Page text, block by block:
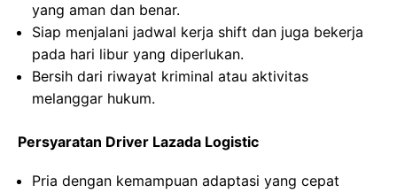
yang aman dan benar.
Siap menjalani jadwal kerja shift dan juga bekerja
pada hari libur yang diperlukan.
Bersih dari riwayat kriminal atau aktivitas
melanggar hukum.
Persyaratan Driver Lazada Logistic
Pria dengan kemampuan adaptasi yang cepat